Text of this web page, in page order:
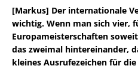
[Markus] Der internationale
wichtig. Wenn man sich vier,
Europameisterschaften
das zweimal hintereinander,
kleines Ausrufezeichen für die